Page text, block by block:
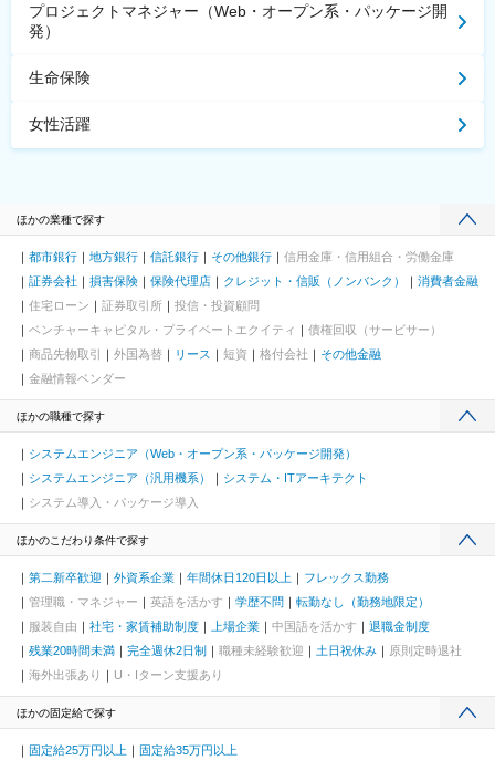
プロジェクトマネジャー（Web・オープン系・パッケージ開
発）
生命保険
女性活躍
ほかの業種で探す
都市銀行 地方銀行 信託銀行 その他銀行
信用金庫・信用組合・労働金庫
証券会社
損害保険 保険代理店 クレジット・信販（ノンバンク）
消費者金融
住宅ローン
証券取引所
投信・投資顧問
ベンチャーキャピタル・プライベートエクイティ
債権回収（サービサー）
商品先物取引
外国為替 リース 短資 格付会社
その他金融
金融情報ベンダー
ほかの職種で探す
システムエンジニア（Web・オープン系・パッケージ開発）
システムエンジニア（汎用機系）
システム・ITアーキテクト
システム導入・パッケージ導入
ほかのこだわり条件で探す
第二新卒歓迎 外資系企業 年間休日120日以上
フレックス勤務
管理職・マネジャー
英語を活かす 学歴不問
転勤なし（勤務地限定）
服装自由
社宅・家賃補助制度 上場企業 中国語を活かす
退職金制度
残業20時間未満
完全週休2日制 職種未経験歓迎 土日祝休み
原則定時退社
海外出張あり
U・Iターン支援あり
ほかの固定給で探す
固定給25万円以上 固定給35万円以上